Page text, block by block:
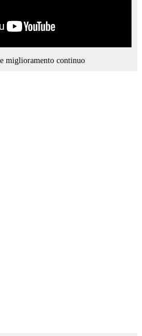
miglioramento continuo